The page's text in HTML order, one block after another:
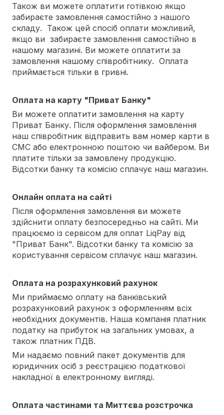
Також ви можете оплатити готівкою якщо
забираєте замовлення самостійно з нашого
складу. Також цей спосіб оплати можливий,
якщо ви забираєте замовлення самостійно в
нашому магазині. Ви можете оплатити за
замовлення нашому співробітнику. Оплата
приймається тільки в гривні.
Оплата на карту "Приват Банку"
Ви можете оплатити замовлення на карту
Приват Банку. Після оформлення замовлення
наш співробітник відправить вам номер карти в
СМС або електронною поштою чи вайбером. Ви
платите тільки за замовлену продукцію.
Відсотки банку та комісію сплачує наш магазин.
Онлайн оплата на сайті
Після оформлення замовлення ви можете
здійснити оплату безпосередньо на сайті. Ми
працюємо із сервісом для оплат LiqPay від
"Приват Банк". Відсотки банку та комісію за
користування сервісом сплачує наш магазин.
Оплата на розрахунковий рахунок
Ми приймаємо оплату на банківський
розрахунковий рахунок з оформленням всіх
необхідних документів. Наша компанія платник
податку на прибуток на загальних умовах, а
також платник ПДВ.
Ми надаємо повний пакет документів для
юридичних осіб з реєстрацією податкової
накладної в електронному вигляді.
Оплата частинами та Миттєва розстрочка